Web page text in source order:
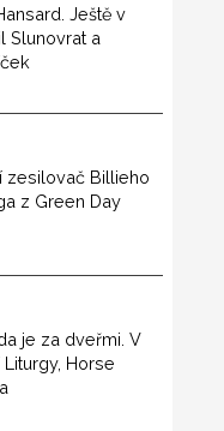
Ještě v
Slunovrat a
zesilovač Billieho
z Green Day
je za dveřmi. V
Horse